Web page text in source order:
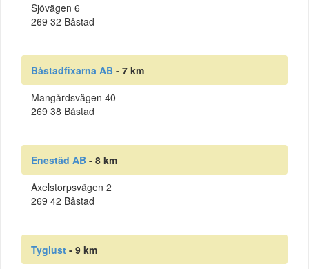
Sjövägen 6
269 32 Båstad
Båstadfixarna AB - 7 km
Mangårdsvägen 40
269 38 Båstad
Enestäd AB - 8 km
Axelstorpsvägen 2
269 42 Båstad
Tyglust - 9 km